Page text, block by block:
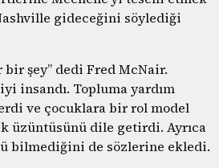
gideceğini söylediği
bir şey” dedi Fred McNair.
insandı. Topluma yardım
ve çocuklara bir rol model
üzüntüsünü dile getirdi. Ayrıca
bilmediğini de sözlerine ekledi.